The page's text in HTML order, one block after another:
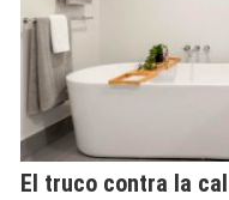
El truco contra la cal